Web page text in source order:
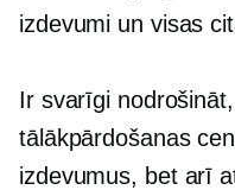
izdevumi un visas
Ir svarīgi
tālākpārdošanas
izdevumus, bet arī